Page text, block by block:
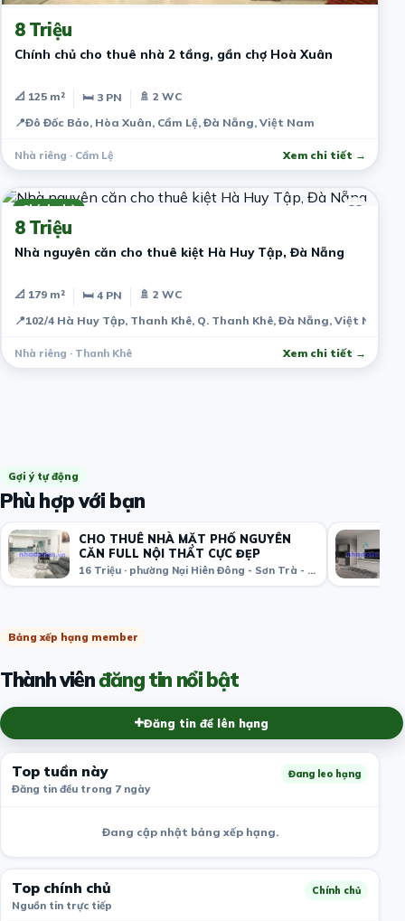
8 Triệu
Chính chủ cho thuê nhà 2 tầng, gần chợ Hoà Xuân
📐 125 m² 🛏 3 PN
🚿 2 WC
📍Đô Đốc Bảo, Hòa Xuân, Cẩm Lệ, Đà Nẵng, Việt Nam
Nhà riêng · Cẩm Lệ Xem chi tiết →
Chính chủ
5 năm trước
8 Triệu
Nhà nguyên căn cho thuê kiệt Hà Huy Tập, Đà Nẵng
📐 179 m² 🛏 4 PN
🚿 2 WC
📍102/4 Hà Huy Tập, Thanh Khê, Q. Thanh Khê, Đà Nẵng, Việt Nam
Nhà riêng · Thanh Khê Xem chi tiết →
Gợi ý tự động
Phù hợp với bạn
CHO THUÊ NHÀ MẶT PHỐ NGUYÊN
CĂN FULL NỘI THẤT CỰC ĐẸP
16 Triệu · phường Nại Hiên Đông - Sơn Trà - Đà Nẵng
Bảng xếp hạng member
Thành viênđăng tin nổi bật
Đăng tin để lên hạng
Top tuần này
Đăng tin đều trong 7 ngày
Đang leo hạng
Đang cập nhật bảng xếp hạng.
Top chính chủ
Nguồn tin trực tiếp
Chính chủ